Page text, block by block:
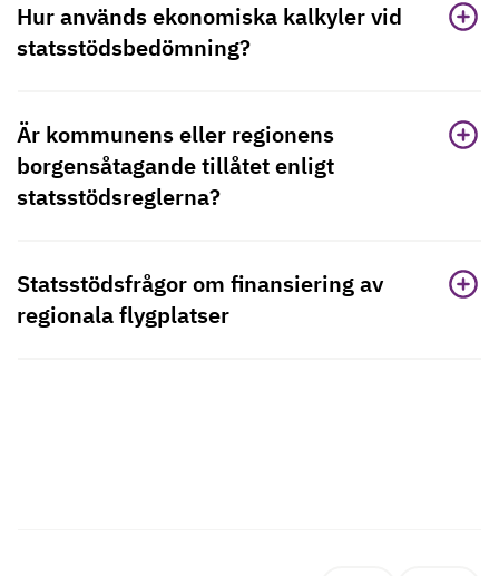
Hur används ekonomiska kalkyler vid
statsstödsbedömning?
Är kommunens eller regionens
borgensåtagande tillåtet enligt
statsstödsreglerna?
Statsstödsfrågor om finansiering av
regionala flygplatser